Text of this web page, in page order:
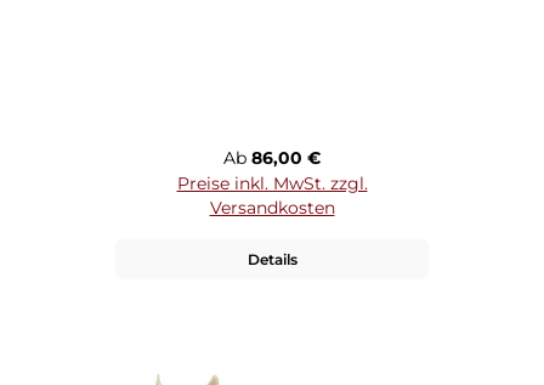
Regulärer Preis:
Ab 86,00 €
Preise inkl. MwSt. zzgl.
Versandkosten
Details